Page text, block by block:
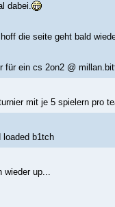
dabei.
die seite geht bald
für ein cs 2on2 @
mit je 5 spielern pro
loaded b1tch
wieder up...